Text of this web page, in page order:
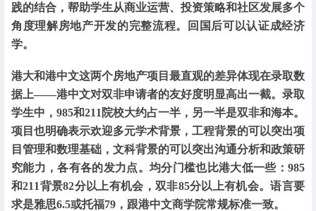
践的结合，帮助学生从商业运营、投资策略和社区发展多个
角度理解房地产开发的完整流程。回国后可以认证成经济
学。
港大和港中文这两个房地产项目最直观的差异体现在录取数
据上——港中文对双非申请者的友好度明显高出一截。录取
学生中，985和211院校大约占一半，另一半是双非和海本。
项目也明确表示欢迎多元学术背景，工程背景的可以突出项
目管理和数理基础，文科背景的可以突出沟通分析和政策研
究能力，各有各的发力点。均分门槛也比港大低一些：985
和211背景82分以上有机会，双非85分以上有机会。语言要
求是雅思6.5或托福79，跟港中文商学院常规标准一致。